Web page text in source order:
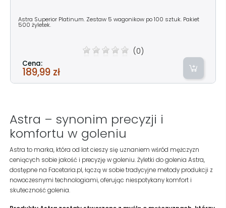
Astra Superior Platinum. Zestaw 5 wagonikow po 100 sztuk. Pakiet
500 żyletek.
(0)
Cena:
189,99 zł
Astra – synonim precyzji i
komfortu w goleniu
Astra to marka, która od lat cieszy się uznaniem wśród mężczyzn
ceniących sobie jakość i precyzję w goleniu. Żyletki do golenia Astra,
dostępne na Facetaria.pl, łączą w sobie tradycyjne metody produkcji z
nowoczesnymi technologiami, oferując niespotykany komfort i
skuteczność golenia.